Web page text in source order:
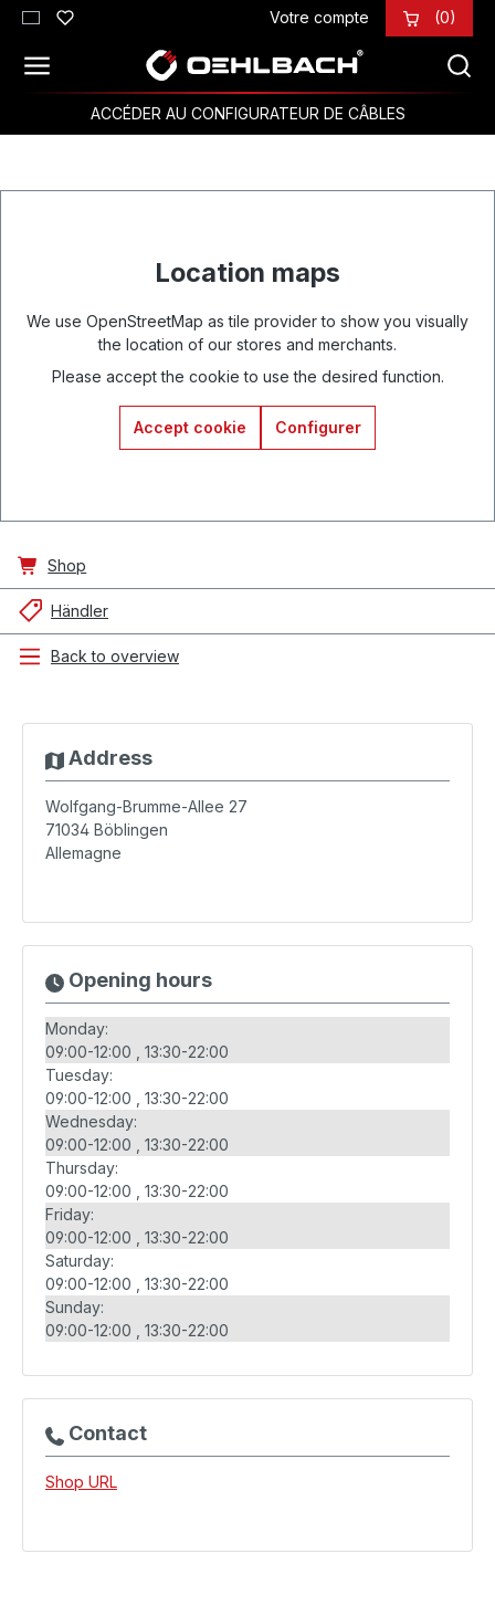
Passer au contenu principal Votre compte (0)
ACCÉDER AU CONFIGURATEUR DE CÂBLES
Location maps
We use OpenStreetMap as tile provider to show you visually
the location of our stores and merchants.
Please accept the cookie to use the desired function.
Accept cookie Configurer
Shop
Händler
Back to overview
Address
Wolfgang-Brumme-Allee 27
71034 Böblingen
Allemagne
Opening hours
Monday:
09:00-12:00
13:30-22:00
Tuesday:
09:00-12:00
13:30-22:00
Wednesday:
09:00-12:00
13:30-22:00
Thursday:
09:00-12:00
13:30-22:00
Friday:
09:00-12:00
13:30-22:00
Saturday:
09:00-12:00
13:30-22:00
Sunday:
09:00-12:00
13:30-22:00
Contact
Shop URL